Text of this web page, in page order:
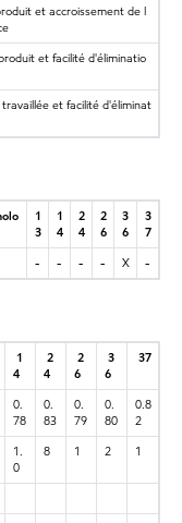
et accroissement de l
et facilité d'éliminatio
et facilité d'éliminat
1
3
1
4
2
4
2
6
3
6
3
7
- - - - X -
1
4
2
4
2
6
3
6
37
0.
78
0.
83
0.
79
0.
80
0.8
2
1.
0
8 1 2 1